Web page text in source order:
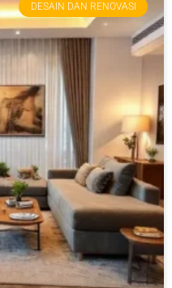
DESAIN DAN RENOVASI